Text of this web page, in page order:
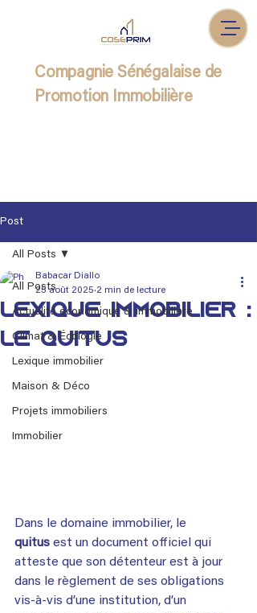
Compagnie Sénégalaise de
Promotion Immobilière
Post
All Posts
Actualité économique & immobilière
Climat & Écologie
Lexique immobilier
Maison & Déco
Projets immobiliers
Immobilier
All Posts
Lexique immobilier :
Le quitus
Babacar Diallo
25 août 2025 2 min de lecture
Dans le domaine immobilier, le
quitus est un document officiel qui
atteste que son détenteur est à jour
dans le règlement de ses obligations
vis-à-vis d’une institution, d’un